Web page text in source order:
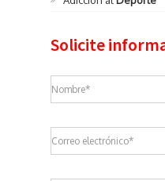
Solicite